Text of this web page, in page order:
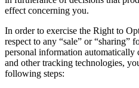
effect concerning you.
In order to exercise the Right to
respect to any “sale” or “sharing”
personal information
and other tracking technologies,
following steps: